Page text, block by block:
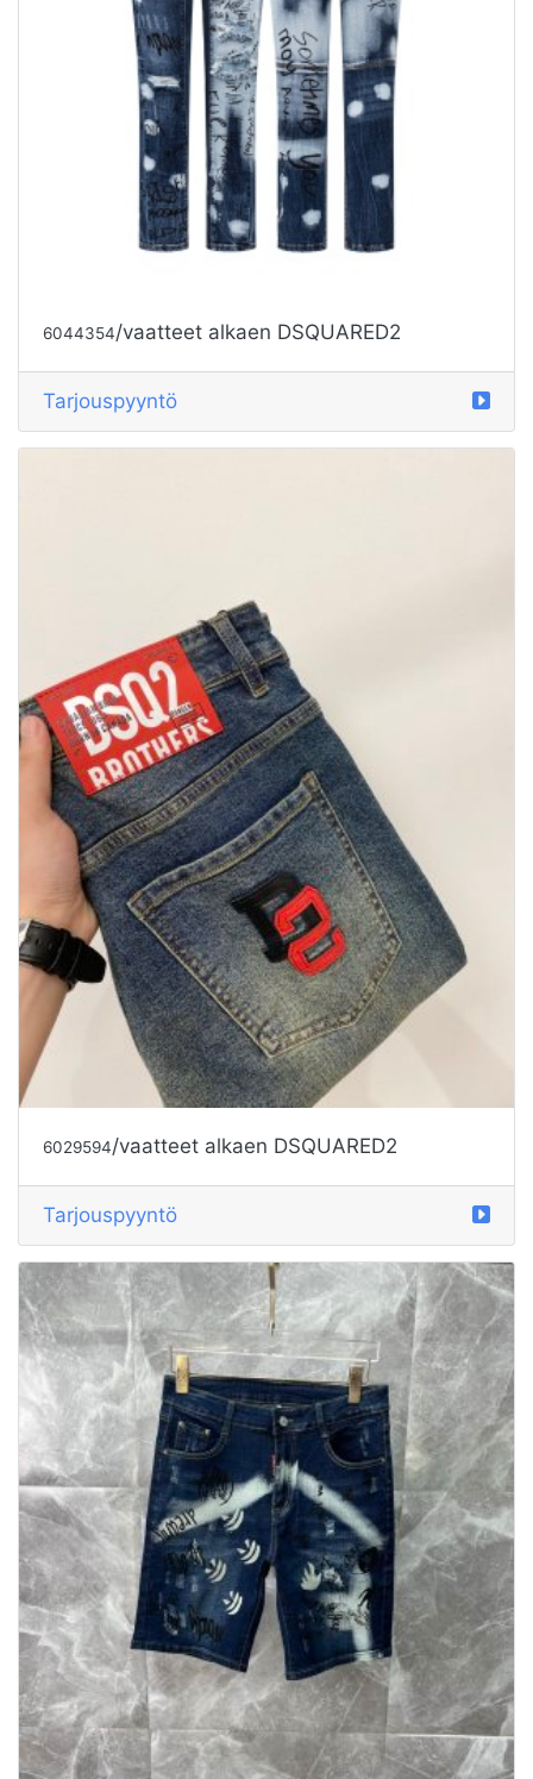
6044354/vaatteet alkaen DSQUARED2
Tarjouspyyntö
6029594/vaatteet alkaen DSQUARED2
Tarjouspyyntö